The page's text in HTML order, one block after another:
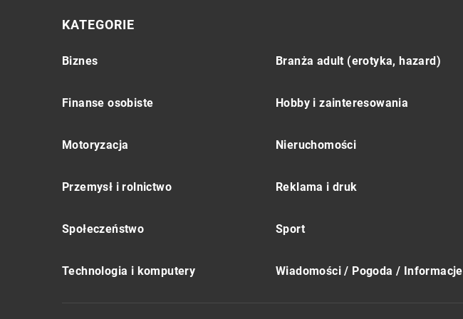
KATEGORIE
Biznes Branża adult (erotyka, hazard)
Finanse osobiste Hobby i zainteresowania
Motoryzacja Nieruchomości
Przemysł i rolnictwo Reklama i druk
Społeczeństwo Sport
Technologia i komputery Wiadomości / Pogoda / Informacje